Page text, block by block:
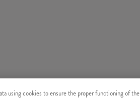
using cookies to ensure the proper functioning of